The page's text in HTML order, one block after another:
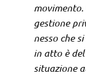
gestione
nesso che
in atto è
situazione